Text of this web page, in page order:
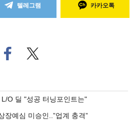
텔레그램 카카오톡
페
이
로
사
트위
터로
O 딜 "성공 터닝포인트는"
장예심 미승인..”업계 충격”